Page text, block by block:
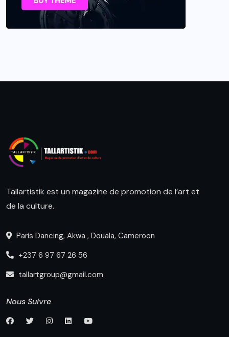
Tallartistik est un magazine de promotion de l’art et
de la culture.
Paris Dancing, Akwa , Douala, Cameroon
+237 6 97 67 26 56
tallartgroup@gmail.com
Nous Suivre